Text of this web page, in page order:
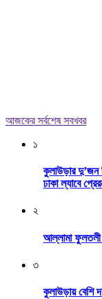
আজকের সর্বশেষ সবখবর
১
কুলাউড়ার দু’জন
ঢাকা ল্যাবে
২
আল্লামা ফুলতলী
৩
কুলাউড়ায় বেশি